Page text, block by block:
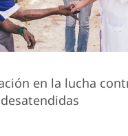
en la lucha